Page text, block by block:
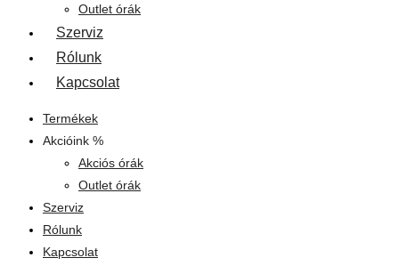
Outlet órák
Szerviz
Rólunk
Kapcsolat
Termékek
Akcióink %
Akciós órák
Outlet órák
Szerviz
Rólunk
Kapcsolat